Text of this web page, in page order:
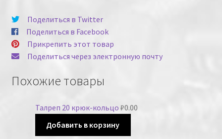
Поделиться в Twitter
Поделиться в Facebook
Прикрепить этот товар
Поделиться через электронную почту
Похожие товары
Талреп 20 крюк-кольцо ₽0.00
Добавить в корзину